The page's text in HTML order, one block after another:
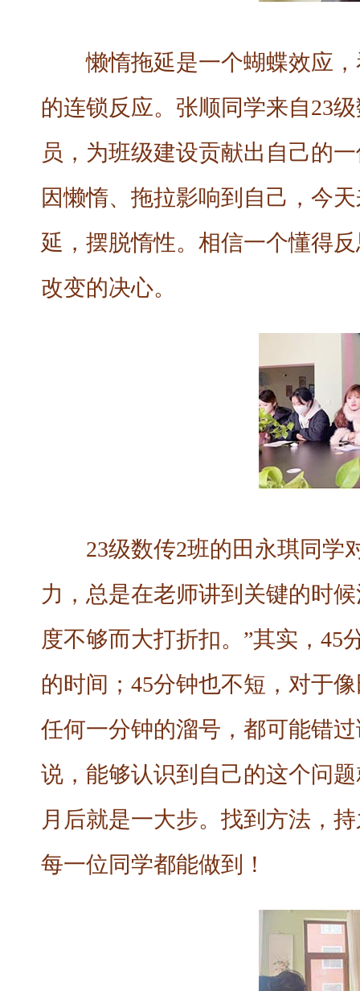
懒惰拖延是一个蝴蝶效应
的连锁反应。张顺同学来自23
员，为班级建设贡献出自己的
因懒惰、拖拉影响到自己，今
延，摆脱惰性。相信一个懂得
改变的决心。
23级数传2班的田永琪同学
力，总是在老师讲到关键的时
度不够而大打折扣。”其实，45
的时间；45分钟也不短，对于
任何一分钟的溜号，都可能错
说，能够认识到自己的这个问
月后就是一大步。找到方法，
每一位同学都能做到！